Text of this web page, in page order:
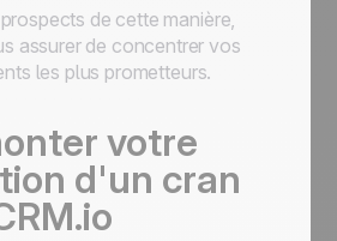
de cette manière,
assurer de concentrer vos
les plus prometteurs.
votre
d'un cran